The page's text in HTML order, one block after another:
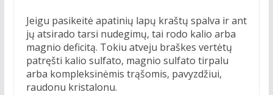
Jeigu pasikeitė apatinių lapų kraštų spalva ir ant
jų atsirado tarsi nudegimų, tai rodo kalio arba
magnio deficitą. Tokiu atveju braškes vertėtų
patręšti kalio sulfato, magnio sulfato tirpalu
arba kompleksinėmis trąšomis, pavyzdžiui,
raudonu kristalonu.